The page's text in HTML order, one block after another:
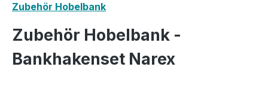
Zubehör Hobelbank
Zubehör Hobelbank -
Bankhakenset Narex